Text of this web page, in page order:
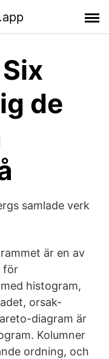
de
samlade verk
är en av
för
histogram,
orsak-
diagram är
Kolumner
ordning, och